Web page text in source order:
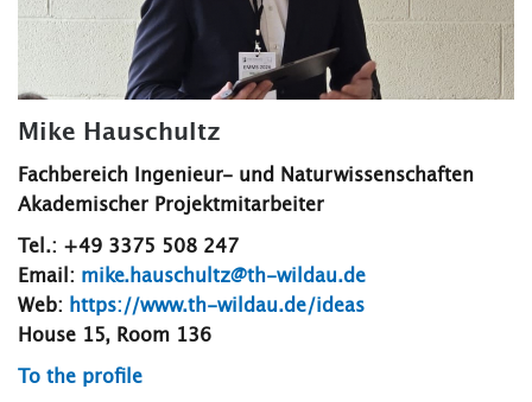
Mike Hauschultz
Fachbereich Ingenieur- und Naturwissenschaften
Akademischer Projektmitarbeiter
Tel.: +49 3375 508 247
Email: mike.hauschultz@th-wildau.de
Web: https://www.th-wildau.de/ideas
House 15, Room 136
To the profile